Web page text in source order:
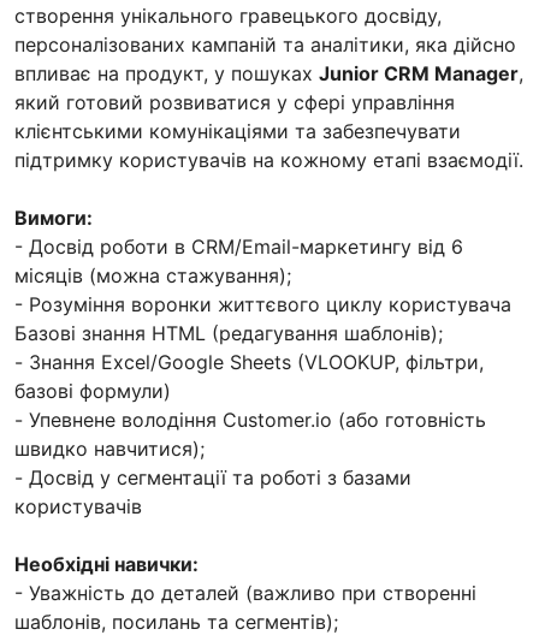
створення унікального гравецького досвіду,
персоналізованих кампаній та аналітики, яка дійсно
впливає на продукт, у пошуках Junior CRM Manager,
який готовий розвиватися у сфері управління
клієнтськими комунікаціями та забезпечувати
підтримку користувачів на кожному етапі взаємодії.
Вимоги:
- Досвід роботи в CRM/Email-маркетингу від 6
місяців (можна стажування);
- Розуміння воронки життєвого циклу користувача
Базові знання HTML (редагування шаблонів);
- Знання Excel/Google Sheets (VLOOKUP, фільтри,
базові формули)
- Упевнене володіння Customer.io (або готовність
швидко навчитися);
- Досвід у сегментації та роботі з базами
користувачів
Необхідні навички:
- Уважність до деталей (важливо при створенні
шаблонів, посилань та сегментів);